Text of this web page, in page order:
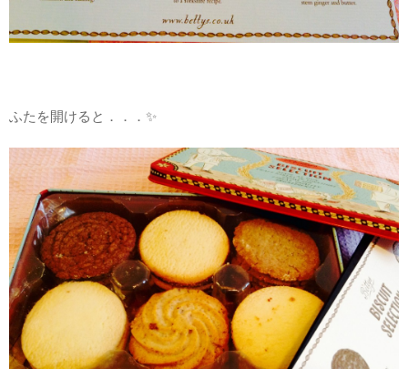
ふたを開けると．．．✨